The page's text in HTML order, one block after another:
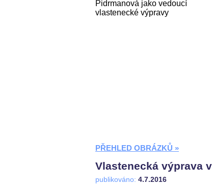
PŘEHLED OBRÁZKŮ »
Vlastenecká výprava
publikováno: 4.7.2016